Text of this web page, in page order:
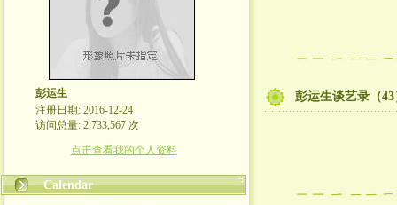
彭运生
注册日期: 2016-12-24
访问总量: 2,733,567 次
点击查看我的个人资料
Calendar
彭运生谈艺录（43